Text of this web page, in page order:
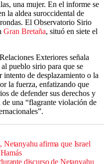
una mujer. En el informe se
la aldea suroccidental de
El Observatorio Sirio
Gran Bretaña, situó en siete el
Exteriores señala
pueblo sirio para que se
intento de desplazamiento o la
la fuerza, enfatizando que
de defender sus derechos y
de una “flagrante violación de
afirma que Israel
discurso de Netanyahu